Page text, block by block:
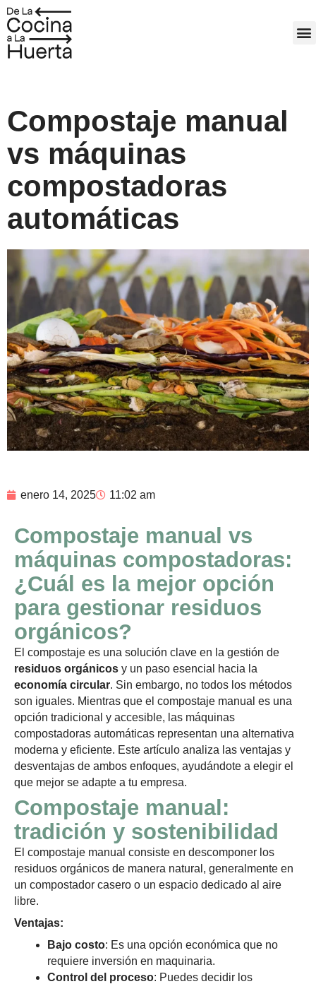
al
contenido
Compostaje manual
vs máquinas
compostadoras
automáticas
enero 14, 2025 11:02 am
Compostaje manual vs
máquinas compostadoras:
¿Cuál es la mejor opción
para gestionar residuos
orgánicos?
El compostaje es una solución clave en la gestión de
residuos orgánicos y un paso esencial hacia la
economía circular. Sin embargo, no todos los métodos
son iguales. Mientras que el compostaje manual es una
opción tradicional y accesible, las máquinas
compostadoras automáticas representan una alternativa
moderna y eficiente. Este artículo analiza las ventajas y
desventajas de ambos enfoques, ayudándote a elegir el
que mejor se adapte a tu empresa.
Compostaje manual:
tradición y sostenibilidad
El compostaje manual consiste en descomponer los
residuos orgánicos de manera natural, generalmente en
un compostador casero o un espacio dedicado al aire
libre.
Ventajas:
Bajo costo: Es una opción económica que no
requiere inversión en maquinaria.
Control del proceso: Puedes decidir los